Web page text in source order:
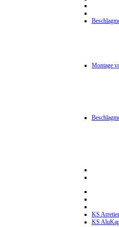
Montage
KS
KS